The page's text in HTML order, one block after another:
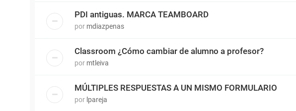
PDI antiguas. MARCA TEAMBOARD
por mdiazpenas
Classroom ¿Cómo cambiar de alumno a profesor?
por mtleiva
MÚLTIPLES RESPUESTAS A UN MISMO FORMULARIO
por lpareja